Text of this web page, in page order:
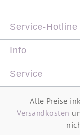
Service-Hotline
Info
Service
Alle Preise
Versandkosten